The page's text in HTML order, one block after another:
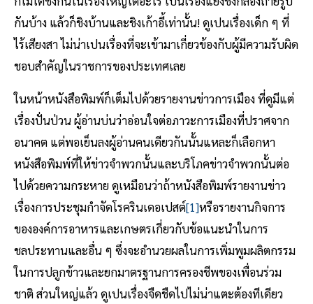
กันบ้าง แล้วก็ชิงบ้านและชิงเก้าอี้เท่านั้น! ดูเปนเรื่องเด็ก ๆ ที่
ไร้เสียงสา ไม่น่าเปนเรื่องที่จะเข้ามาเกี่ยวข้องกับผู้มีความรับผิด
ชอบสำคัญในราชการของประเทศเลย
ในหน้าหนังสือพิมพ์ก็เต็มไปด้วยรายงานข่าวการเมือง ที่ดูมีแต่
เรื่องปั่นป่วน ผู้อ่านบ่นว่าอ่อนใจต่อภาวะการเมืองที่ปราศจาก
อนาคต แต่พอเย็นลงผู้อ่านคนเดียวกันนั้นแหละก็เลือกหา
หนังสือพิมพ์ที่ให้ข่าวจำพวกนั้นและบริโภคข่าวจำพวกนั้นต่อ
ไปด้วยความกระหาย ดูเหมือนว่าถ้าหนังสือพิมพ์รายงานข่าว
เรื่องการประชุมกำจัดโรครินเดอเปสต์[1]หรือรายงานกิจการ
ขององค์การอาหารและเกษตรเกี่ยวกับข้อแนะนำในการ
ชลประทานและอื่น ๆ ซึ่งจะอำนวยผลในการเพิ่มพูมผลิตกรรม
ในการปลูกข้าวและยกมาตรฐานการครองชีพของเพื่อนร่วม
ชาติ ส่วนใหญ่แล้ว ดูเปนเรื่องจืดชืดไปไม่น่าแตะต้องทีเดียว